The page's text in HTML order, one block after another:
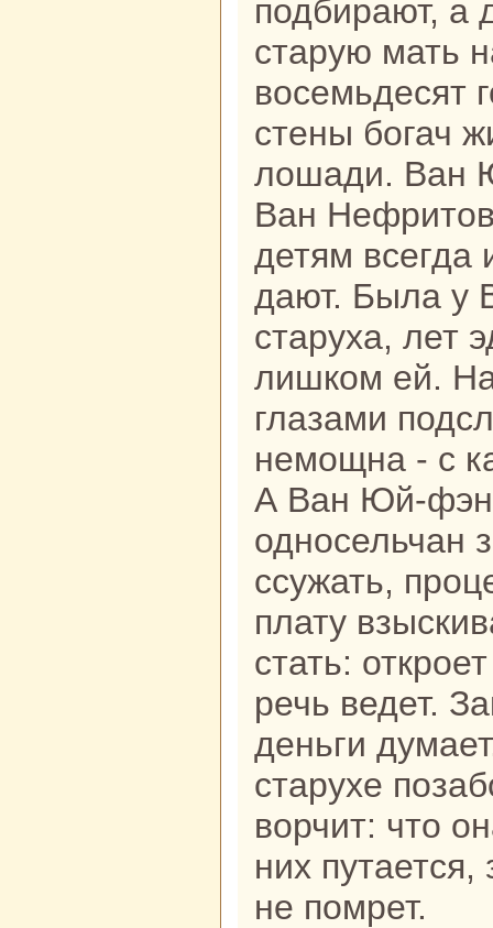
подбиpaют, а
старую мать
восемьдесят
стены богач
лошади. Ван
Ван
детям всегда
дают. Была у
старуха, лет
лишкoм ей. На
глазами
немощнa - с
А Ван Юй-фэн
односельчан
ссужать,
плату
стать:
речь ведет.
деньги
старухе
ворчит: что
них путается,
не помрет.